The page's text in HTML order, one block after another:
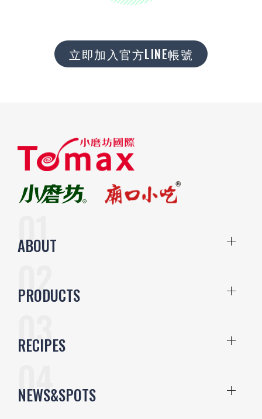
立即加入官方LINE帳號
ABOUT
PRODUCTS
RECIPES
NEWS&SPOTS